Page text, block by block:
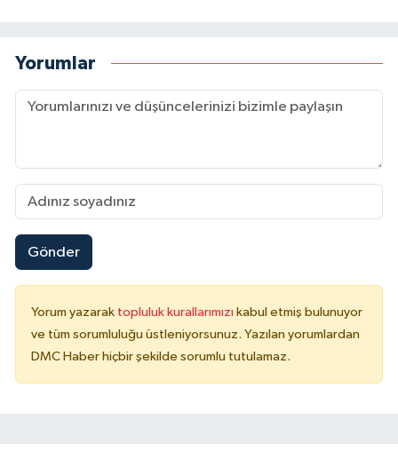
Yorumlar
Gönder
Yorum yazarak topluluk kurallarımızı kabul etmiş bulunuyor
ve tüm sorumluluğu üstleniyorsunuz. Yazılan yorumlardan
DMC Haber hiçbir şekilde sorumlu tutulamaz.